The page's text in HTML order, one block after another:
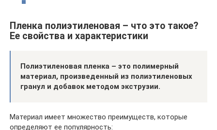
Пленка полиэтиленовая – что это такое?
Ее свойства и характеристики
Полиэтиленовая пленка – это полимерный
материал, произведенный из полиэтиленовых
гранул и добавок методом экструзии.
Материал имеет множество преимуществ, которые
определяют ее популярность: